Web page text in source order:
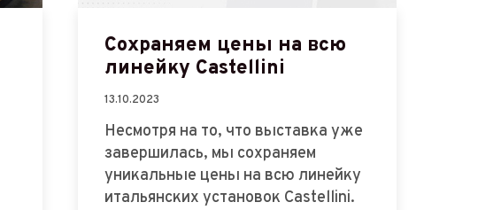
Сохраняем цены на всю
линейку Castellini
13.10.2023
Несмотря на то, что выставка уже
завершилась, мы сохраняем
уникальные цены на всю линейку
итальянских установок Castellini.